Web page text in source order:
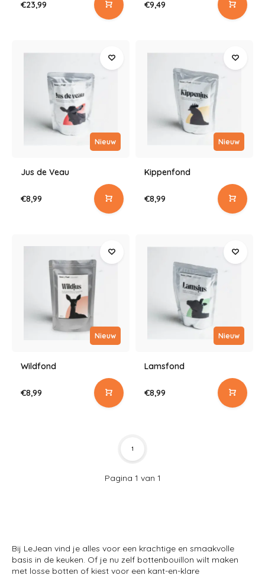
€23,99 €9,49
Nieuw
Jus de Veau
€8,99
Nieuw
Kippenfond
€8,99
Nieuw
Wildfond
€8,99
Nieuw
Lamsfond
€8,99
Pagina 1 van 1
1
Bij LeJean vind je alles voor een krachtige en smaakvolle
basis in de keuken. Of je nu zelf bottenbouillon wilt maken
met losse botten of kiest voor een kant-en-klare